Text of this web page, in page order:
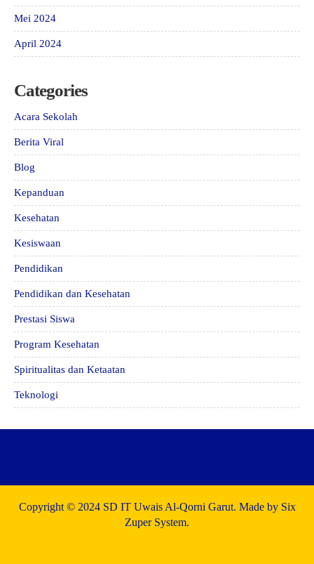
Mei 2024
April 2024
Categories
Acara Sekolah
Berita Viral
Blog
Kepanduan
Kesehatan
Kesiswaan
Pendidikan
Pendidikan dan Kesehatan
Prestasi Siswa
Program Kesehatan
Spiritualitas dan Ketaatan
Teknologi
Copyright © 2024 SD IT Uwais Al-Qorni Garut. Made by Six
Zuper System.